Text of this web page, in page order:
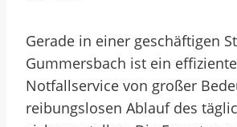
Gerade in einer geschäftigen
Gummersbach ist ein
Notfallservice von großer
reibungslosen Ablauf des